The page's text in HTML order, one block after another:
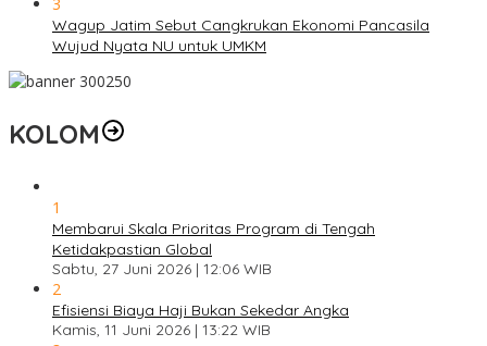
Wagup Jatim Sebut Cangkrukan Ekonomi Pancasila
Wujud Nyata NU untuk UMKM
KOLOM
1
Membarui Skala Prioritas Program di Tengah
Ketidakpastian Global
Sabtu, 27 Juni 2026 | 12:06 WIB
2
Efisiensi Biaya Haji Bukan Sekedar Angka
Kamis, 11 Juni 2026 | 13:22 WIB